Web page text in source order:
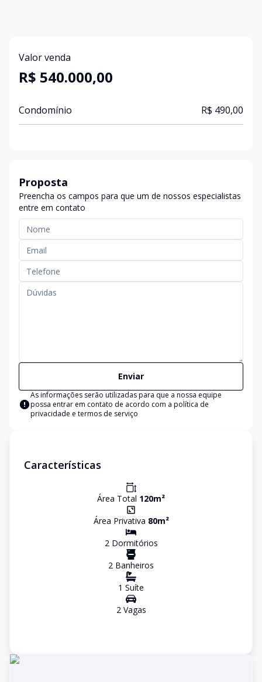
Valor venda
R$ 540.000,00
Condomínio R$ 490,00
Proposta
Preencha os campos para que um de nossos especialistas
entre em contato
Enviar
As informações serão utilizadas para que a nossa equipe
possa entrar em contato de acordo com a política de
privacidade e termos de serviço
Características
Área Total 120m²
Área Privativa 80m²
2Dormitórios
2 Banheiros
1 Suíte
2Vagas